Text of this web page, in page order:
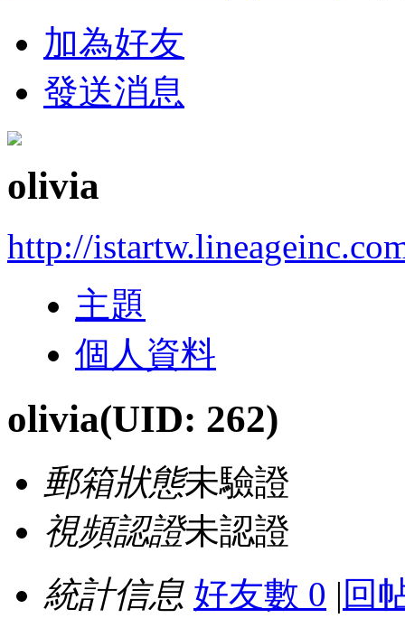
加為好友
發送消息
olivia
http://
主題
個人資料
olivia(UID: 262)
郵箱狀態未驗證
視頻認證未認證
統計信息 好友數 0 | 回